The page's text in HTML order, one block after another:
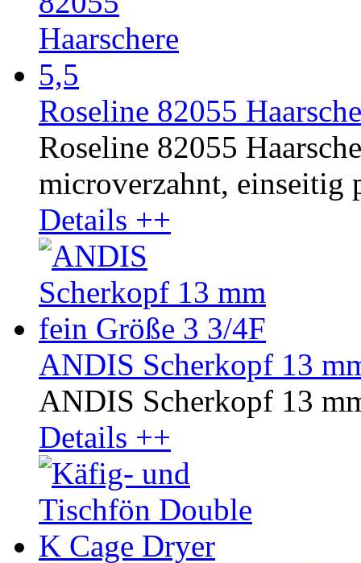
Roseline 82055
Roseline 82055
microverzahnt, einseitig
Details ++
ANDIS Scherkopf 13
ANDIS Scherkopf 13
Details ++